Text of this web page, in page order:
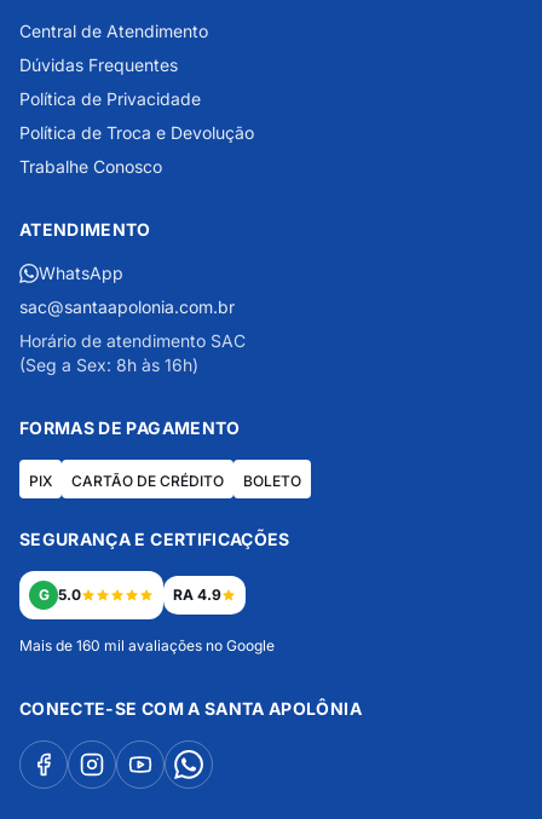
Central de Atendimento
Dúvidas Frequentes
Política de Privacidade
Política de Troca e Devolução
Trabalhe Conosco
ATENDIMENTO
WhatsApp
sac@santaapolonia.com.br
Horário de atendimento SAC
(Seg a Sex: 8h às 16h)
FORMAS DE PAGAMENTO
PIX CARTÃO DE CRÉDITO BOLETO
SEGURANÇA E CERTIFICAÇÕES
G 5.0 RA 4.9
Mais de 160 mil avaliações no Google
CONECTE-SE COM A SANTA APOLÔNIA